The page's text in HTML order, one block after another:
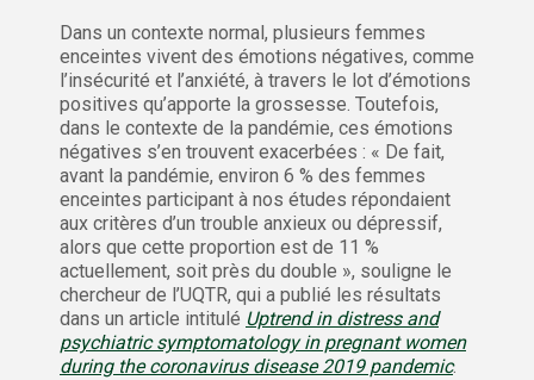
Dans un contexte normal, plusieurs femmes
enceintes vivent des émotions négatives, comme
l’insécurité et l’anxiété, à travers le lot d’émotions
positives qu’apporte la grossesse. Toutefois,
dans le contexte de la pandémie, ces émotions
négatives s’en trouvent exacerbées : « De fait,
avant la pandémie, environ 6 % des femmes
enceintes participant à nos études répondaient
aux critères d’un trouble anxieux ou dépressif,
alors que cette proportion est de 11 %
actuellement, soit près du double », souligne le
chercheur de l’UQTR, qui a publié les résultats
dans un article intitulé Uptrend in distress and
psychiatric symptomatology in pregnant women
during the coronavirus disease 2019 pandemic.